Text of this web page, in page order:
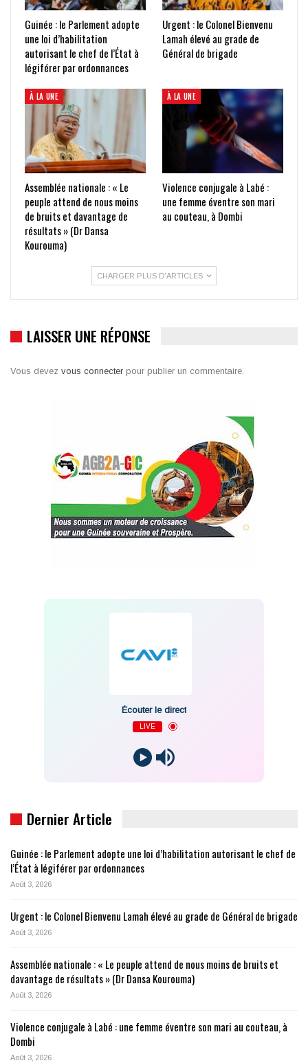
Guinée : le Parlement adopte
une loi d’habilitation
autorisant le chef de l’État à
légiférer par ordonnances
Urgent : le Colonel Bienvenu
Lamah élevé au grade de
Général de brigade
À LA UNE
Assemblée nationale : « Le
peuple attend de nous moins
de bruits et davantage de
résultats » (Dr Dansa
Kourouma)
À LA UNE
Violence conjugale à Labé :
une femme éventre son mari
au couteau, à Dombi
CHARGER PLUS D'ARTICLES
LAISSER UNE RÉPONSE
Vous devez vous connecter pour publier un commentaire.
Écouter le direct
LIVE
Dernier Article
Guinée : le Parlement adopte une loi d’habilitation autorisant le chef de
l’État à légiférer par ordonnances
Août 3, 2026
Urgent : le Colonel Bienvenu Lamah élevé au grade de Général de brigade
Août 3, 2026
Assemblée nationale : « Le peuple attend de nous moins de bruits et
davantage de résultats » (Dr Dansa Kourouma)
Août 3, 2026
Violence conjugale à Labé : une femme éventre son mari au couteau, à
Dombi
Août 3, 2026